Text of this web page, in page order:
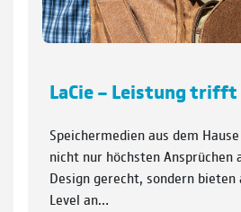
LaCie – Leistung trifft
Speichermedien aus dem
nicht nur höchsten Ansprüchen
Design gerecht, sondern bieten
Level an…